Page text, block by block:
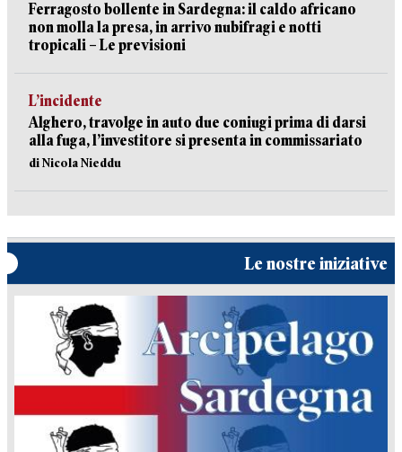
Ferragosto bollente in Sardegna: il caldo africano
non molla la presa, in arrivo nubifragi e notti
tropicali – Le previsioni
L’incidente
Alghero, travolge in auto due coniugi prima di darsi
alla fuga, l’investitore si presenta in commissariato
di Nicola Nieddu
Le nostre iniziative